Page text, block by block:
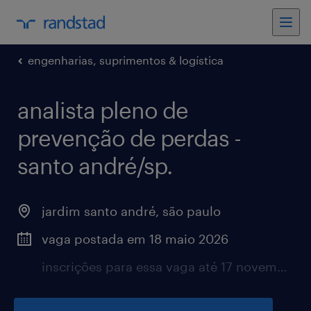
engenharias, suprimentos & logística
analista pleno de
prevenção de perdas -
santo andré/sp.
jardim santo andré, são paulo
vaga postada em 18 maio 2026
inscrições para essa vaga até 17 novembro 2026